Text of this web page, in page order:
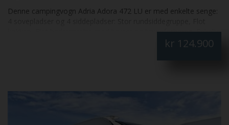
Denne campingvogn Adria Adora 472 LU er med enkelte senge:
køkken, Flot badeværelse med bruser og bruseforhæng, Enkelte
senge med lameludtræk. Mover. Posemarkise og Isabella fortelt
kr 124.900